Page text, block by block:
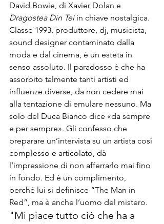
David Bowie, di Xavier Dolan e
Dragostea Din Tei in chiave nostalgica.
Classe 1993, produttore, dj, musicista,
sound designer contaminato dalla
moda e dal cinema, è un esteta in
senso assoluto. Il paradosso è che ha
assorbito talmente tanti artisti ed
influenze diverse, da non cedere mai
alla tentazione di emulare nessuno. Ma
solo del Duca Bianco dice «da sempre
e per sempre». Gli confesso che
preparare un’intervista su un artista così
complesso e articolato, dà
l’impressione di non afferrarlo mai fino
in fondo. Ed è un complimento,
perché lui si definisce “The Man in
Red”, ma è anche l’uomo del mistero.
"Mi piace tutto ciò che ha a